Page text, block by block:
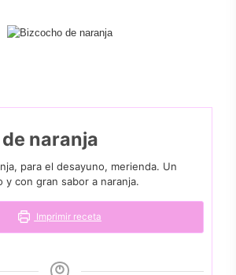
naranja
para el desayuno, merienda. Un
y con gran sabor a naranja.
Imprimir receta